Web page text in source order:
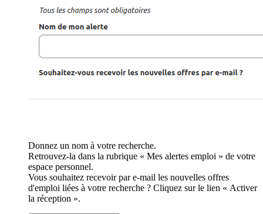
Donnez un nom à votre recherche.
Retrouvez-la dans la rubrique « Mes alertes emploi » de votre
espace personnel.
Vous souhaitez recevoir par e-mail les nouvelles offres
d'emploi liées à votre recherche ? Cliquez sur le lien « Activer
la réception ».